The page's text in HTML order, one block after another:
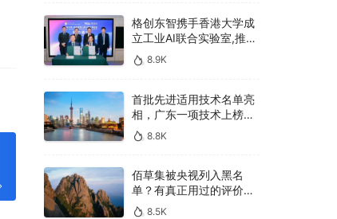
格创东智携手香港大学成
立工业AI联合实验室,推进
AMHS智能物料搬运调度
系统研发
8.9K
首批先进适用技术名单亮
相，广东一项技术上榜，
有何独特之处？
8.8K
佰草集被央视列入黑名
单？有真正用过的评价
吗？8.5K